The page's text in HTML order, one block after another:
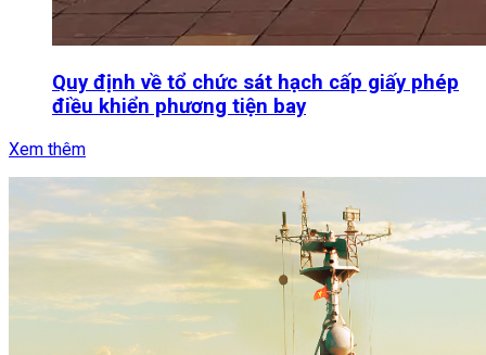
Quy định về tổ chức sát hạch cấp giấy phép
điều khiển phương tiện bay
Xem thêm